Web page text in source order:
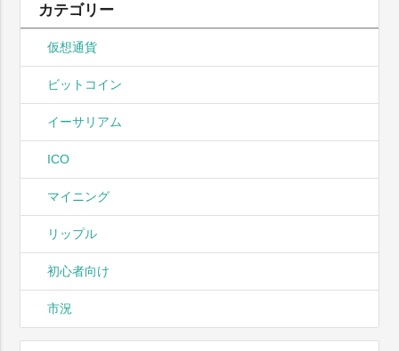
カテゴリー
仮想通貨
ビットコイン
イーサリアム
ICO
マイニング
リップル
初心者向け
市況